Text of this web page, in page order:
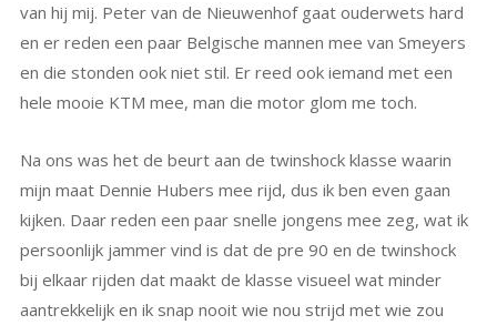
van hij mij. Peter van de Nieuwenhof gaat ouderwets hard
en er reden een paar Belgische mannen mee van Smeyers
en die stonden ook niet stil. Er reed ook iemand met een
hele mooie KTM mee, man die motor glom me toch.
Na ons was het de beurt aan de twinshock klasse waarin
mijn maat Dennie Hubers mee rijd, dus ik ben even gaan
kijken. Daar reden een paar snelle jongens mee zeg, wat ik
persoonlijk jammer vind is dat de pre 90 en de twinshock
bij elkaar rijden dat maakt de klasse visueel wat minder
aantrekkelijk en ik snap nooit wie nou strijd met wie zou